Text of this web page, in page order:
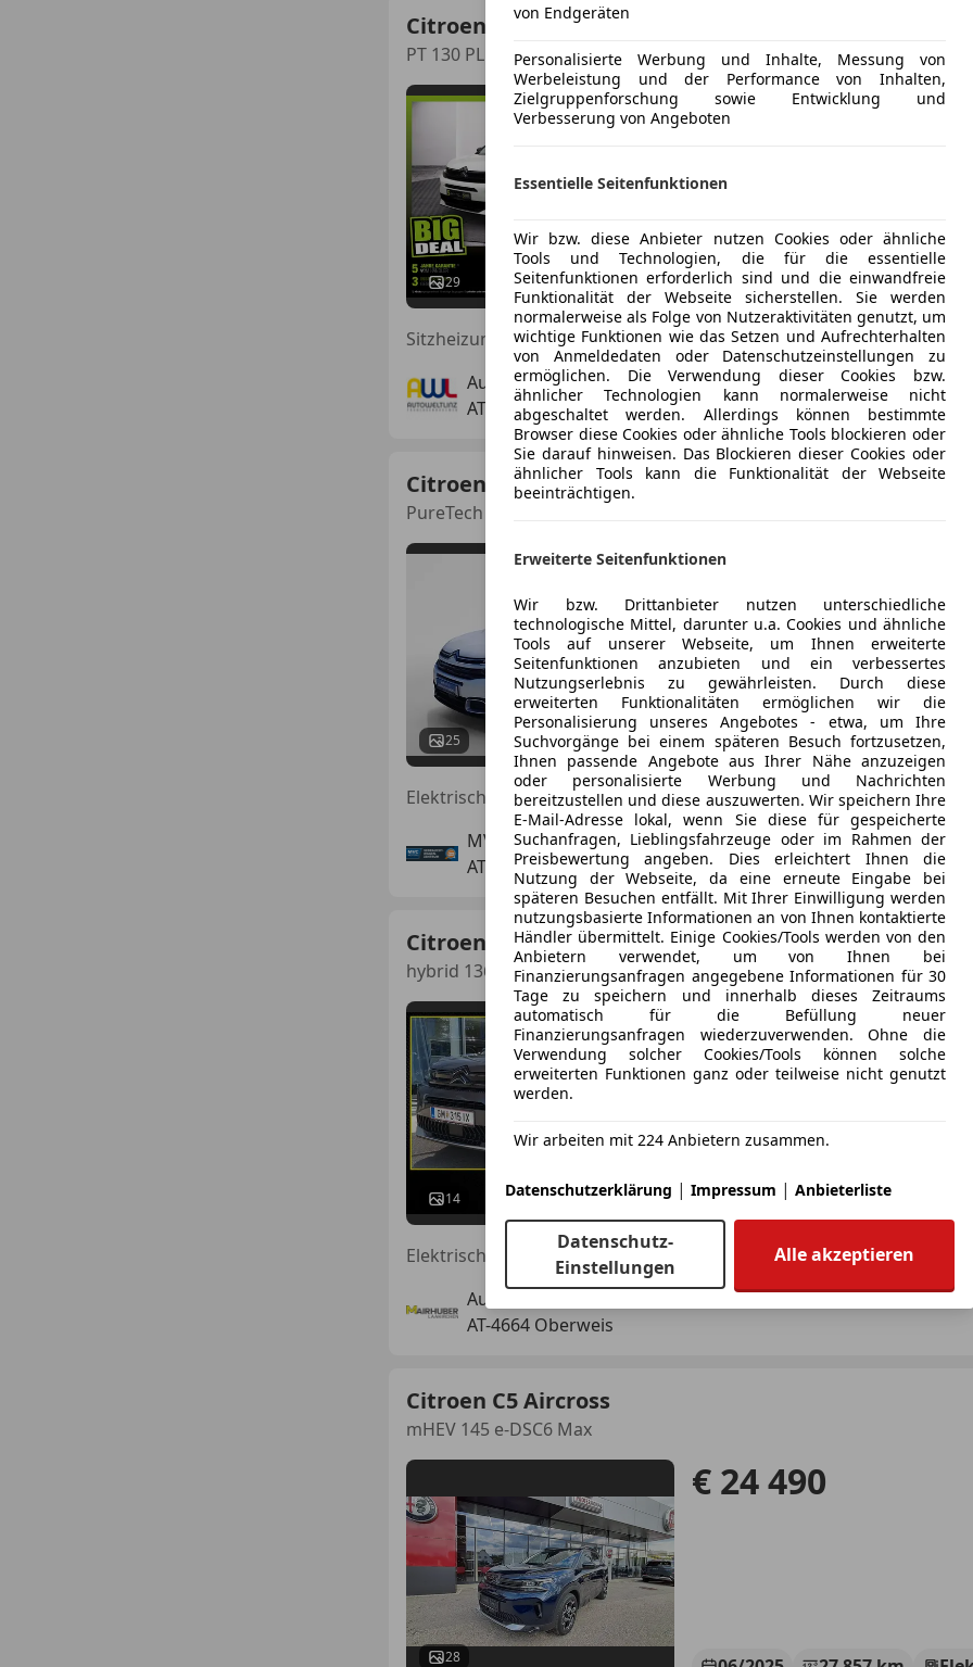
Citroen C5 Aircross
PT 130 PLUS Alcantara+LED+Navi+SHZ
29
€ 23 790 1
07/2025 6 120 km
Autowelt Linz GmbH
AT-4030 Linz
Citroen C5 Aircross
PureTech 180 S&S Shine EAT8 Aut.
25
€ 17 900
02/2019 85 970 km
MVC Gebrauchtwagenzentrum Brunn
AT-2345 Brunn am Gebirge
Citroen C5 Aircross
hybrid 136 e-dsc6 MAX
14
€ 23 9801
Automobile Mairhuber GmbH
AT-4664 Oberweis
Citroen C5 Aircross
mHEV 145 e-DSC6 Max
28
€ 24 490
von Endgeräten
Personalisierte Werbung und Inhalte, Messung von
Werbeleistung und der Performance von Inhalten,
Zielgruppenforschung sowie Entwicklung und
Verbesserung von Angeboten
Essentielle Seitenfunktionen
Wir bzw. diese Anbieter nutzen Cookies oder ähnliche
Tools und Technologien, die für die essentielle
Seitenfunktionen erforderlich sind und die einwandfreie
Funktionalität der Webseite sicherstellen. Sie werden
normalerweise als Folge von Nutzeraktivitäten genutzt, um
wichtige Funktionen wie das Setzen und Aufrechterhalten
von Anmeldedaten oder Datenschutzeinstellungen zu
ermöglichen. Die Verwendung dieser Cookies bzw.
ähnlicher Technologien kann normalerweise nicht
abgeschaltet werden. Allerdings können bestimmte
Browser diese Cookies oder ähnliche Tools blockieren oder
Sie darauf hinweisen. Das Blockieren dieser Cookies oder
ähnlicher Tools kann die Funktionalität der Webseite
beeinträchtigen.
Erweiterte Seitenfunktionen
Wir bzw. Drittanbieter nutzen unterschiedliche
technologische Mittel, darunter u.a. Cookies und ähnliche
Tools auf unserer Webseite, um Ihnen erweiterte
Seitenfunktionen anzubieten und ein verbessertes
Nutzungserlebnis zu gewährleisten. Durch diese
erweiterten Funktionalitäten ermöglichen wir die
Personalisierung unseres Angebotes - etwa, um Ihre
Suchvorgänge bei einem späteren Besuch fortzusetzen,
Ihnen passende Angebote aus Ihrer Nähe anzuzeigen
oder personalisierte Werbung und Nachrichten
bereitzustellen und diese auszuwerten. Wir speichern Ihre
E-Mail-Adresse lokal, wenn Sie diese für gespeicherte
Suchanfragen, Lieblingsfahrzeuge oder im Rahmen der
Preisbewertung angeben. Dies erleichtert Ihnen die
Nutzung der Webseite, da eine erneute Eingabe bei
späteren Besuchen entfällt. Mit Ihrer Einwilligung werden
nutzungsbasierte Informationen an von Ihnen kontaktierte
Händler übermittelt. Einige Cookies/Tools werden von den
Anbietern verwendet, um von Ihnen bei
Finanzierungsanfragen angegebene Informationen für 30
Tage zu speichern und innerhalb dieses Zeitraums
automatisch für die Befüllung neuer
Finanzierungsanfragen wiederzuverwenden. Ohne die
Verwendung solcher Cookies/Tools können solche
erweiterten Funktionen ganz oder teilweise nicht genutzt
werden.
Wir arbeiten mit 224 Anbietern zusammen.
Datenschutzerklärung | Impressum | Anbieterliste
Datenschutz-
Einstellungen
Alle akzeptieren